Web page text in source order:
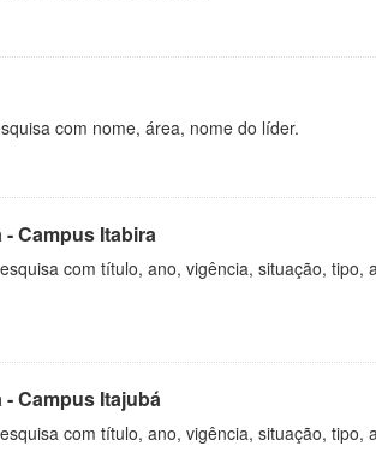
com nome, área, nome do líder.
Campus Itabira
com título, ano, vigência, situação,
Campus Itajubá
com título, ano, vigência, situação,